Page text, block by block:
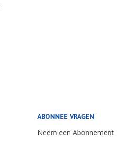
ABONNEE VRAGEN
Neem een Abonnement